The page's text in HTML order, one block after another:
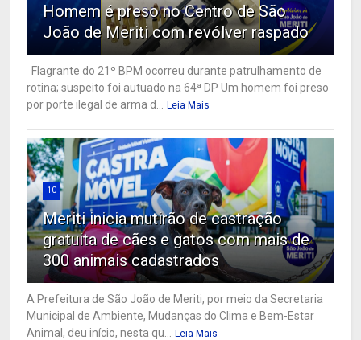
Homem é preso no Centro de São
João de Meriti com revólver raspado
Flagrante do 21º BPM ocorreu durante patrulhamento de
rotina; suspeito foi autuado na 64ª DP Um homem foi preso
por porte ilegal de arma d...
Leia Mais
10
Meriti inicia mutirão de castração
gratuita de cães e gatos com mais de
300 animais cadastrados
A Prefeitura de São João de Meriti, por meio da Secretaria
Municipal de Ambiente, Mudanças do Clima e Bem-Estar
Animal, deu início, nesta qu...
Leia Mais